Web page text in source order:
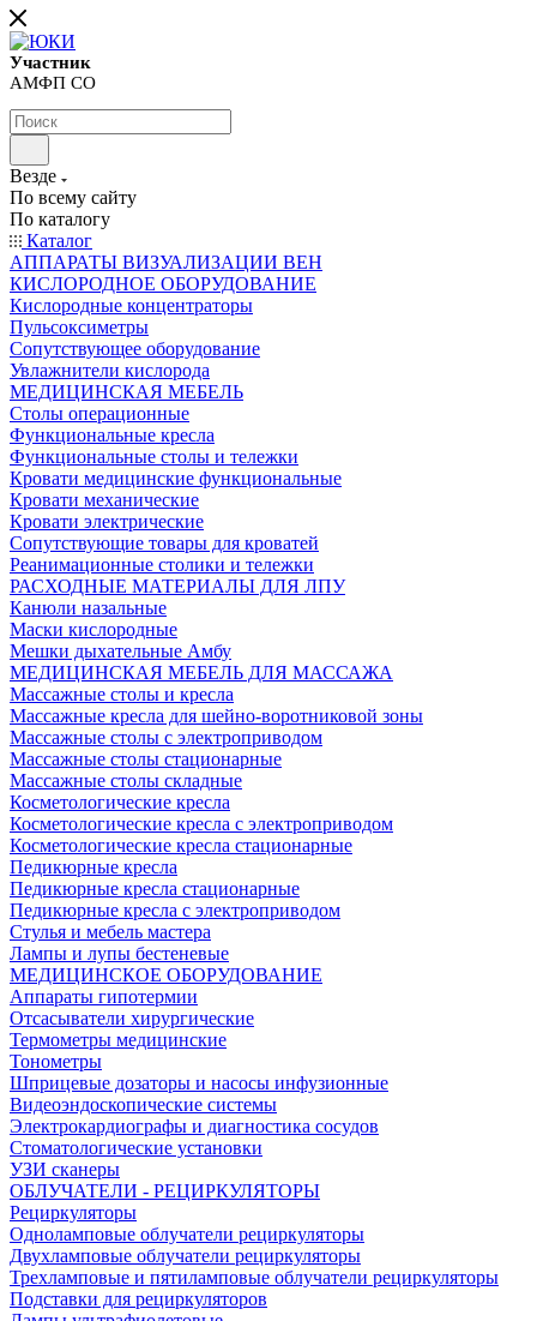
Участник
АМФП СО
Везде
По всему сайту
По каталогу
Каталог
АППАРАТЫ ВИЗУАЛИЗАЦИИ ВЕН
КИСЛОРОДНОЕ ОБОРУДОВАНИЕ
Кислородные концентраторы
Пульсоксиметры
Сопутствующее оборудование
Увлажнители кислорода
МЕДИЦИНСКАЯ МЕБЕЛЬ
Столы операционные
Функциональные кресла
Функциональные столы и тележки
Кровати медицинские функциональные
Кровати механические
Кровати электрические
Сопутствующие товары для кроватей
Реанимационные столики и тележки
РАСХОДНЫЕ МАТЕРИАЛЫ ДЛЯ ЛПУ
Канюли назальные
Маски кислородные
Мешки дыхательные Амбу
МЕДИЦИНСКАЯ МЕБЕЛЬ ДЛЯ МАССАЖА
Массажные столы и кресла
Массажные кресла для шейно-воротниковой зоны
Массажные столы с электроприводом
Массажные столы стационарные
Массажные столы складные
Косметологические кресла
Косметологические кресла с электроприводом
Косметологические кресла стационарные
Педикюрные кресла
Педикюрные кресла стационарные
Педикюрные кресла с электроприводом
Стулья и мебель мастера
Лампы и лупы бестеневые
МЕДИЦИНСКОЕ ОБОРУДОВАНИЕ
Аппараты гипотермии
Отсасыватели хирургические
Термометры медицинские
Тонометры
Шприцевые дозаторы и насосы инфузионные
Видеоэндоскопические системы
Электрокардиографы и диагностика сосудов
Стоматологические установки
УЗИ сканеры
ОБЛУЧАТЕЛИ - РЕЦИРКУЛЯТОРЫ
Рециркуляторы
Одноламповые облучатели рециркуляторы
Двухламповые облучатели рециркуляторы
Трехламповые и пятиламповые облучатели рециркуляторы
Подставки для рециркуляторов